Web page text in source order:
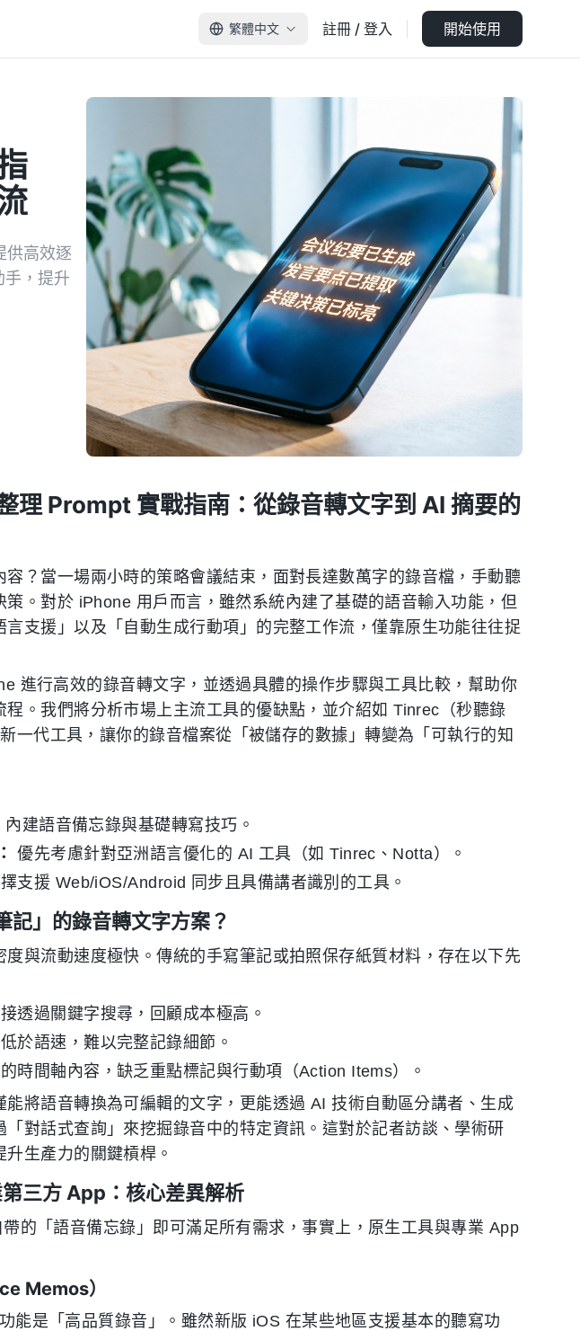
繁體中文 註冊 / 登入 開始使用
供高效逐
，提升
理 Prompt 實戰指南：從錄音轉文字到 AI 摘要的
？當一場兩小時的策略會議結束，面對長達數萬字的錄音檔，手動聽
。對於 iPhone 用戶而言，雖然系統內建了基礎的語音輸入功能，但
支援」以及「自動生成行動項」的完整工作流，僅靠原生功能往往捉
進行高效的錄音轉文字，並透過具體的操作步驟與工具比較，幫助你
。我們將分析市場上主流工具的優缺點，並介紹如 Tinrec（秒聽錄
一代工具，讓你的錄音檔案從「被儲存的數據」轉變為「可執行的知
建語音備忘錄與基礎轉寫技巧。
優先考慮針對亞洲語言優化的 AI 工具（如 Tinrec、Notta）。
支援 Web/iOS/Android 同步且具備講者識別的工具。
記」的錄音轉文字方案？
與流動速度極快。傳統的手寫筆記或拍照保存紙質材料，存在以下先
透過關鍵字搜尋，回顧成本極高。
於語速，難以完整記錄細節。
時間軸內容，缺乏重點標記與行動項（Action Items）。
將語音轉換為可編輯的文字，更能透過 AI 技術自動區分講者、生成
對話式查詢」來挖掘錄音中的特定資訊。這對於記者訪談、學術研
生產力的關鍵槓桿。
三方 App：核心差異解析
的「語音備忘錄」即可滿足所有需求，事實上，原生工具與專業 App
Memos）
能是「高品質錄音」。雖然新版 iOS 在某些地區支援基本的聽寫功